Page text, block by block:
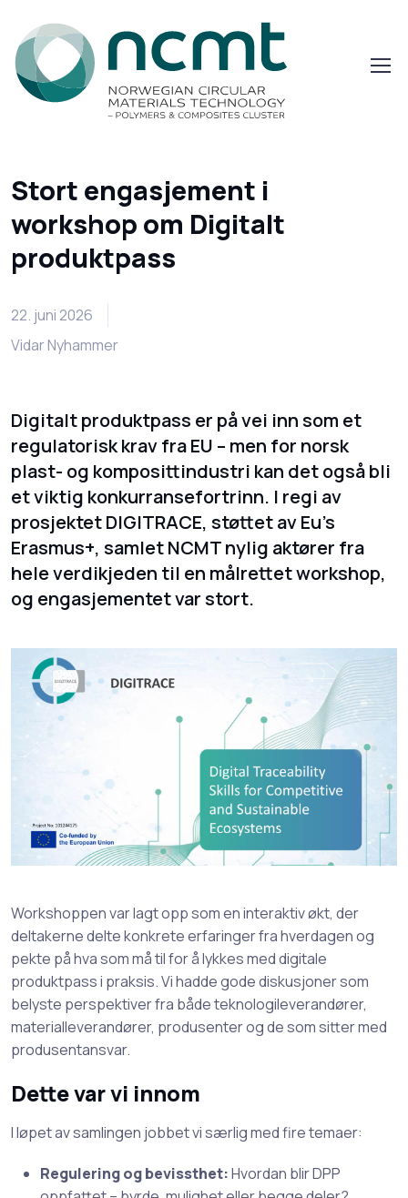
Stort engasjement i
workshop om Digitalt
produktpass
22. juni 2026
Vidar Nyhammer
Digitalt produktpass er på vei inn som et
regulatorisk krav fra EU – men for norsk
plast- og komposittindustri kan det også bli
et viktig konkurransefortrinn. I regi av
prosjektet DIGITRACE, støttet av Eu's
Erasmus+, samlet NCMT nylig aktører fra
hele verdikjeden til en målrettet workshop,
og engasjementet var stort.
Workshoppen var lagt opp som en interaktiv økt, der
deltakerne delte konkrete erfaringer fra hverdagen og
pekte på hva som må til for å lykkes med digitale
produktpass i praksis. Vi hadde gode diskusjoner som
belyste perspektiver fra både teknologileverandører,
materialleverandører, produsenter og de som sitter med
produsentansvar.
Dette var vi innom
I løpet av samlingen jobbet vi særlig med fire temaer:
Regulering og bevissthet:Hvordan blir DPP